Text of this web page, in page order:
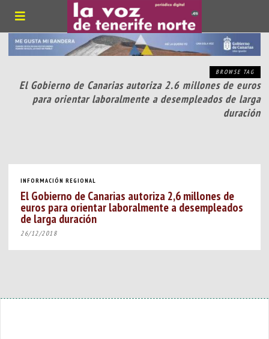
BROWSE TAG
El Gobierno de Canarias autoriza 2.6 millones de euros
para orientar laboralmente a desempleados de larga
duración
INFORMACIÓN REGIONAL
El Gobierno de Canarias autoriza 2,6 millones de
euros para orientar laboralmente a desempleados
de larga duración
26/12/2018